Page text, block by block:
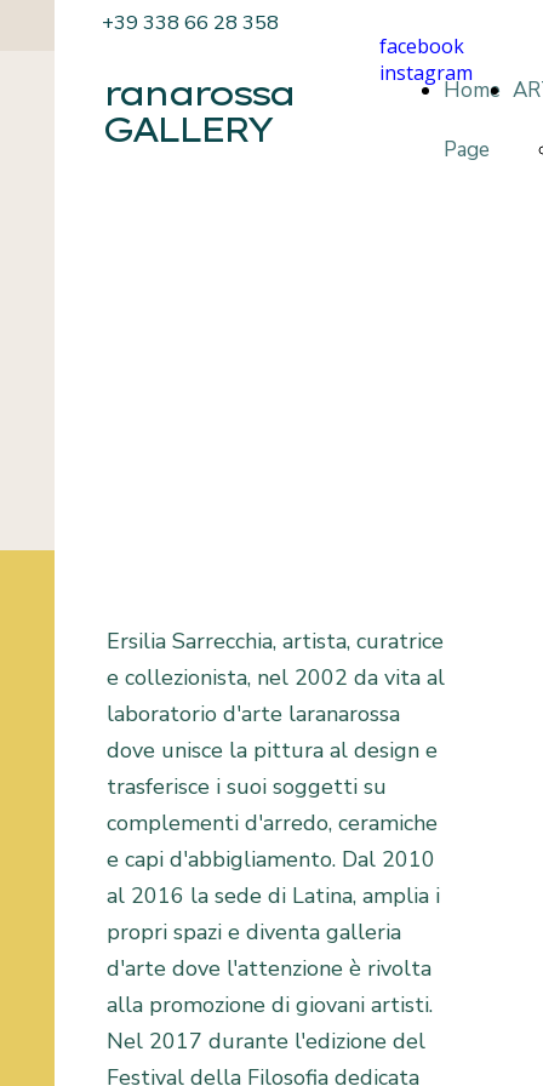
+39 338 66 28 358
facebook
instagram
Home
Page
ranarossa
GALLERY
Ersilia Sarrecchia, artista, curatrice
e collezionista, nel 2002 da vita al
laboratorio d'arte laranarossa
dove unisce la pittura al design e
trasferisce i suoi soggetti su
complementi d'arredo, ceramiche
e capi d'abbigliamento. Dal 2010
al 2016 la sede di Latina, amplia i
propri spazi e diventa galleria
d'arte dove l'attenzione è rivolta
alla promozione di giovani artisti.
Nel 2017 durante l'edizione del
Festival della Filosofia dedicata